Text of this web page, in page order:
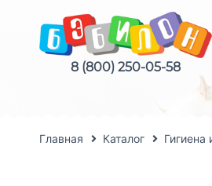
8 (800) 250-05-58
Главная Каталог Гигиена